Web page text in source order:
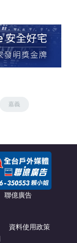
嘉義
創綠碳權科技
資料使用政策